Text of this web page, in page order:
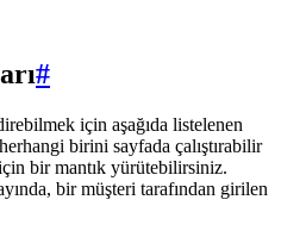
#
için aşağıda listelenen
birini sayfada çalıştırabilir
bir mantık yürütebilirsiniz.
bir müşteri tarafından girilen